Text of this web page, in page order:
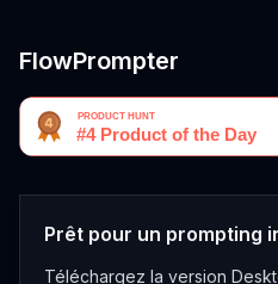
FlowPrompter
Prêt pour un prompting
Téléchargez la version